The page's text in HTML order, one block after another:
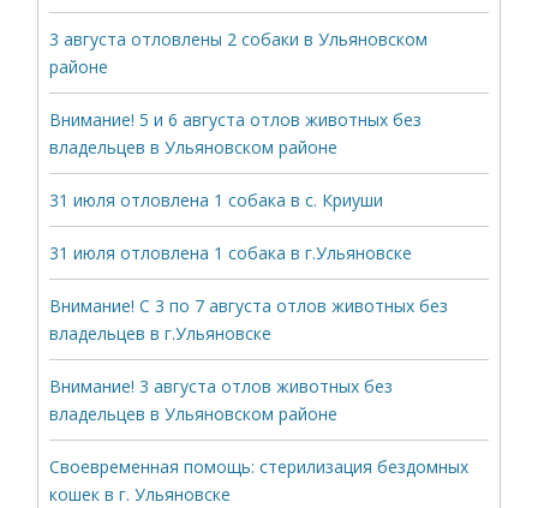
3 августа отловлены 2 собаки в Ульяновском
районе
Внимание! 5 и 6 августа отлов животных без
владельцев в Ульяновском районе
31 июля отловлена 1 собака в с. Криуши
31 июля отловлена 1 собака в г.Ульяновске
Внимание! С 3 по 7 августа отлов животных без
владельцев в г.Ульяновске
Внимание! 3 августа отлов животных без
владельцев в Ульяновском районе
Своевременная помощь: стерилизация бездомных
кошек в г. Ульяновске